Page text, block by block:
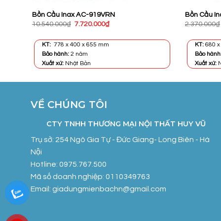
Bồn Cầu Inax AC-919VRN
10.540.000₫ Giá
10.540.000₫.
7.720.000₫Giá
KT: 778 x 400 x 655 mm
Bảo hành:2 năm
Xuất xứ: Nhật Bản
Bồn Cầu
2.370.000₫
KT: 680
Bảo
Xuất xứ:
VỀ CHÚNG TÔI
CTY TNHH THƯƠNG MẠI NỘI THẤT HUY VŨ
Trụ sở: 254 Ngô Gia Tự - Đức Giang- Long Biên - Hà
Nội
Hotline: 0975.767.500
Mã số doanh nghiệp: 0110349763
Email: giadungmienbachn@gmail.com